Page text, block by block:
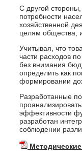
С другой
потребности
хозяйственной
целям общества,
Учитывая, что
части расходов
без внимания
определить как
формировании
Разработанные
эффективности
разработан
соблюдении